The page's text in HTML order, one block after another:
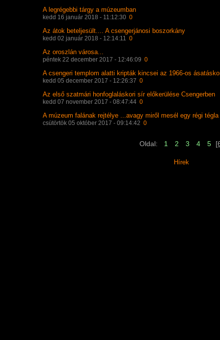
A legrégebbi tárgy a múzeumban
kedd 16 január 2018 - 11:12:30 0
Az átok beteljesült.... A csengerjánosi boszorkány
kedd 02 január 2018 - 12:14:11 0
Az oroszlán városa...
péntek 22 december 2017 - 12:46:09 0
A csengeri templom alatti kripták kincsei az 1966-os
kedd 05 december 2017 - 12:26:37 0
Az első szatmári honfoglaláskori sír előkerülése Csengerben
kedd 07 november 2017 - 08:47:44 0
A múzeum falának rejtélye ...avagy miről mesél egy régi tégla
csütörtök 05 október 2017 - 09:14:42 0
Oldal: 1 2 3 4 5 [
Hírek